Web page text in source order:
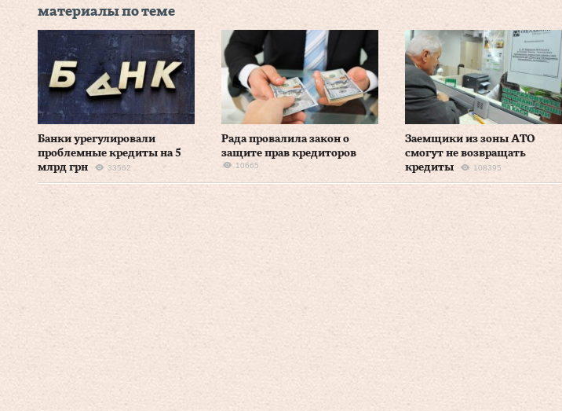
материалы по теме
Банки урегулировали
проблемные кредиты на 5
млрд грн
33562
Рада провалила закон о
защите прав кредиторов
10665
Заемщики из зоны АТО
смогут не возвращать
кредиты
108395